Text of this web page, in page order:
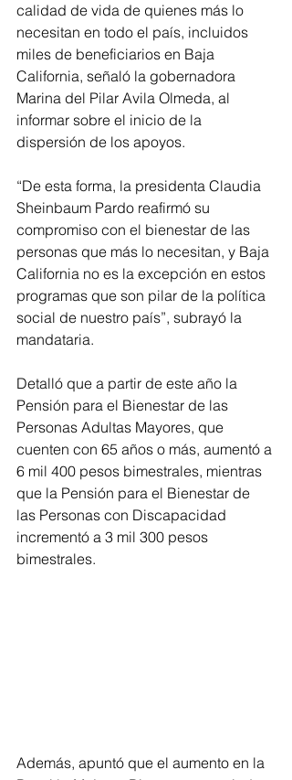
calidad de vida de quienes más lo
necesitan en todo el país, incluidos
miles de beneficiarios en Baja
California, señaló la gobernadora
Marina del Pilar Avila Olmeda, al
informar sobre el inicio de la
dispersión de los apoyos.
“De esta forma, la presidenta Claudia
Sheinbaum Pardo reafirmó su
compromiso con el bienestar de las
personas que más lo necesitan, y Baja
California no es la excepción en estos
programas que son pilar de la política
social de nuestro país”, subrayó la
mandataria.
Detalló que a partir de este año la
Pensión para el Bienestar de las
Personas Adultas Mayores, que
cuenten con 65 años o más, aumentó a
6 mil 400 pesos bimestrales, mientras
que la Pensión para el Bienestar de
las Personas con Discapacidad
incrementó a 3 mil 300 pesos
bimestrales.
Además, apuntó que el aumento en la